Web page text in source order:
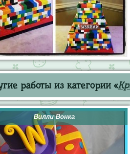
работы из категории «
Вилли Вонка